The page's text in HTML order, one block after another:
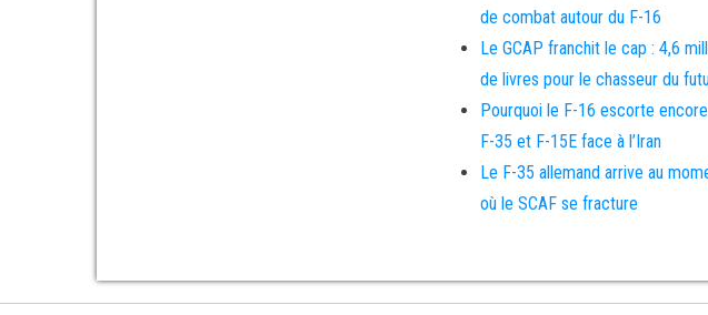
de combat autour du F-16
Le GCAP franchit le cap : 4,6
de livres pour le chasseur du
Pourquoi le F-16 escorte
F-35 et F-15E face à l’Iran
Le F-35 allemand arrive au
où le SCAF se fracture